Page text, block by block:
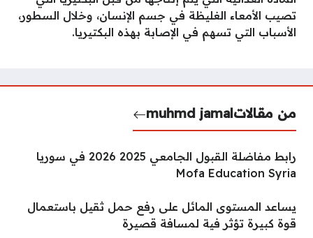
تصيب الأمعاء الغليظة في جسم الإنسان، وخلال السطور،
الأسباب التي تسهم في الإصابة بهذه البكتيريا.
من مقالاتmuhmd jamal
رابط مفاضلة القبول الجامعي 2025 2026 في سوريا
Mofa Education Syria
يساعد المستوى المائل على رفع حمل ثقيل باستعمال
قوة كبيرة تؤثر فية لمسافة قصيرة